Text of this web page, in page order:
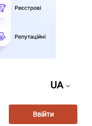
UA
Ввійти